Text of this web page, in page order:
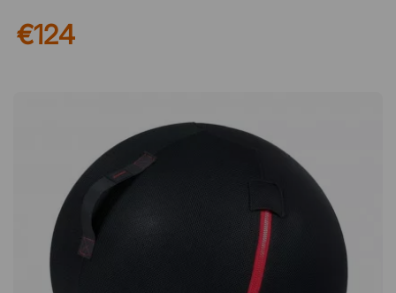
die Belastung für Füße, Knie und Rücken – sodass du dich auf
deine Arbeit konzentrieren kannst, ohne dass sich Müdigkeit
unterstützt die Durchblutung und verhindert, dass du so
schnell steif wirst wie auf einem harten Boden.
Strapazierfähiges Material für den täglichen Einsatz Gefertigt
aus robustem Schaum eignet sich die Matte für den häufigen
Einsatz im Büro. Sie behält ihre Form über lange Zeit und lässt
sich bei Bedarf einfach verschieben – eine praktische und
langlebige Ergänzung für deinen Arbeitsplatz. Leitz Ergo Cosy
ist eine ergonomische Stehmatte, die Haltung und
Durchblutung fördert. Aus robustem Schaumstoff, ideal für
€124